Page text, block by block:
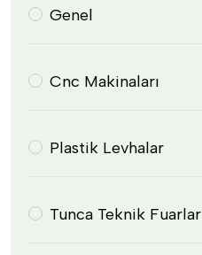
Genel
Cnc Makinaları
Plastik Levhalar
Tunca Teknik Fuarlar